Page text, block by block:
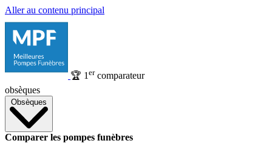
Aller au contenu principal
🏆 1 ercomparateur
obsèques
Obsèques
Comparer les pompes funèbres